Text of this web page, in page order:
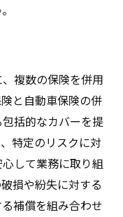
複数の保険を併用
と自動車保険の併
括的なカバーを提
特定のリスクに対
して業務に取り組
損や紛失に対する
補償を組み合わせ